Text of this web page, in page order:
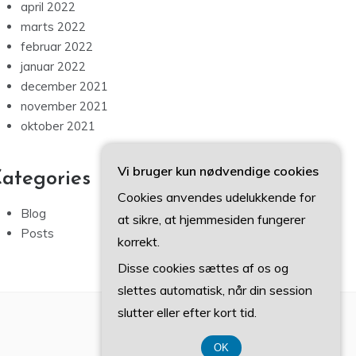
april 2022
marts 2022
februar 2022
januar 2022
december 2021
november 2021
oktober 2021
Blog
Posts
Vi bruger kun nødvendige cookies
Cookies anvendes udelukkende for
at sikre, at hjemmesiden fungerer
korrekt.
Disse cookies sættes af os og
slettes automatisk, når din session
slutter eller efter kort tid.
OK